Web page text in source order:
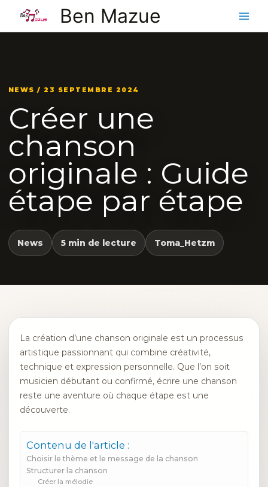
contenu
Ben Mazue
NEWS / 23 SEPTEMBRE 2024
Créer une
chanson
originale : Guide
étape par étape
News 5 min de lecture Toma_Hetzm
La création d’une chanson originale est un processus
artistique passionnant qui combine créativité,
technique et expression personnelle. Que l’on soit
musicien débutant ou confirmé, écrire une chanson
reste une aventure où chaque étape est une
découverte.
Contenu de l'article :
Choisir le thème et le message de la chanson
Structurer la chanson
Créer la mélodie